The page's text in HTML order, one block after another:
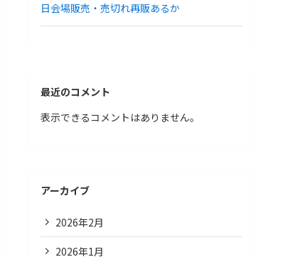
日会場販売・売切れ再販あるか
最近のコメント
表示できるコメントはありません。
アーカイブ
2026年2月
2026年1月